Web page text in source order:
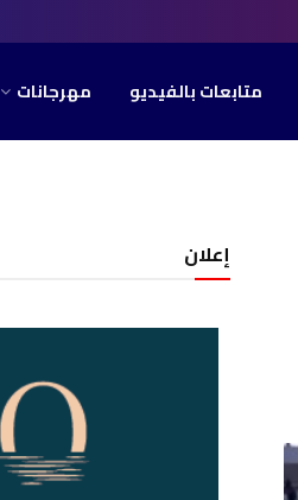
متابعات بالفيديو مهرجانات
إعلان